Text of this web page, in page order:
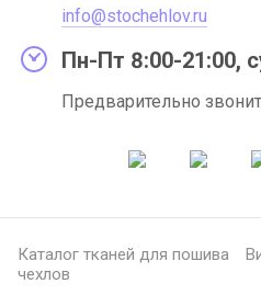
info@stochehlov.ru
Пн-Пт 8:00-21:00,
Предварительно
Каталог тканей для пошива
чехлов